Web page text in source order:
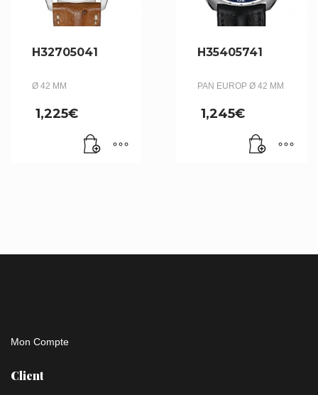
H32705041
Ø 42 MM
1,225€
H35405741
PAN EUROP Ø 42 MM
1,245€
Mon Compte
Client